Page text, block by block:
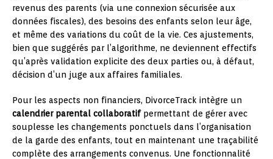
revenus des parents (via une connexion sécurisée aux
données fiscales), des besoins des enfants selon leur âge,
et même des variations du coût de la vie. Ces ajustements,
bien que suggérés par l’algorithme, ne deviennent effectifs
qu’après validation explicite des deux parties ou, à défaut,
décision d’un juge aux affaires familiales.
Pour les aspects non financiers, DivorceTrack intègre un
calendrier parental collaboratifpermettant de gérer avec
souplesse les changements ponctuels dans l’organisation
de la garde des enfants, tout en maintenant une traçabilité
complète des arrangements convenus. Une fonctionnalité